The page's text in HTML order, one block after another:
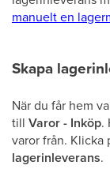
manuelt en
Skapa
När du får hem
till Varor - Inköp.
varor från. Klicka
lagerinleverans.